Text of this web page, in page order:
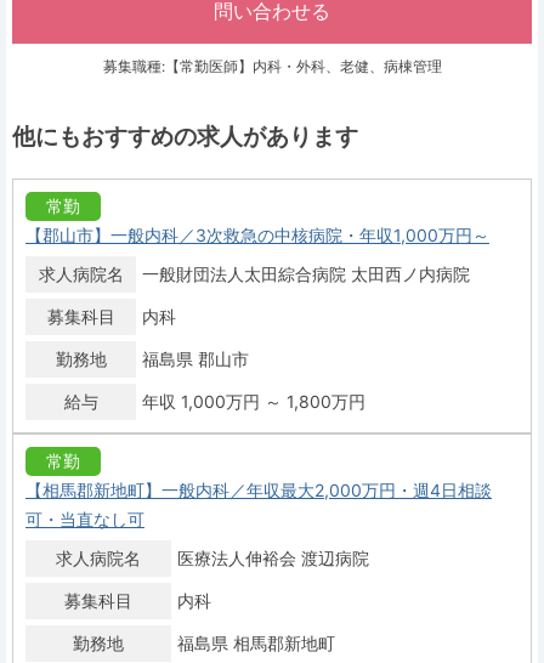
問い合わせる
募集職種:【常勤医師】内科・外科、老健、病棟管理
他にもおすすめの求人があります
常勤
【郡山市】一般内科／3次救急の中核病院・年収1,000万円～
求人病院名
一般財団法人太田綜合病院 太田西ノ内病院
募集科目 内科
勤務地 福島県 郡山市
給与 年収 1,000万円 ～ 1,800万円
常勤
【相馬郡新地町】一般内科／年収最大2,000万円・週4日相談
可・当直なし可
求人病院名
医療法人伸裕会 渡辺病院
募集科目 内科
勤務地 福島県 相馬郡新地町